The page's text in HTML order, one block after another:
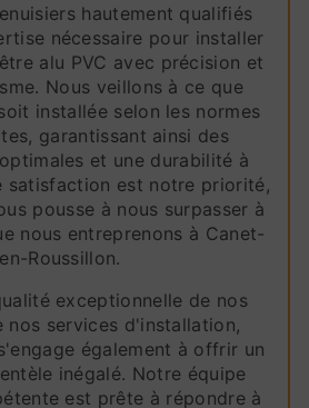
hautement qualifiés
nécessaire pour installer
alu PVC avec précision et
Nous veillons à ce que
installée selon les normes
garantissant ainsi des
et une durabilité à
satisfaction est notre priorité,
pousse à nous surpasser à
nous entreprenons à Canet-
en-Roussillon.
exceptionnelle de nos
nos services d'installation,
également à offrir un
inégalé. Notre équipe
est prête à répondre à